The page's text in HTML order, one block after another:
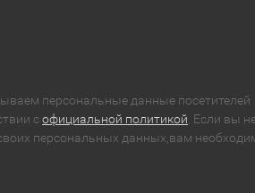
персональные данные посетителей
софициальной политикой. Если вы
персональных данных,вам